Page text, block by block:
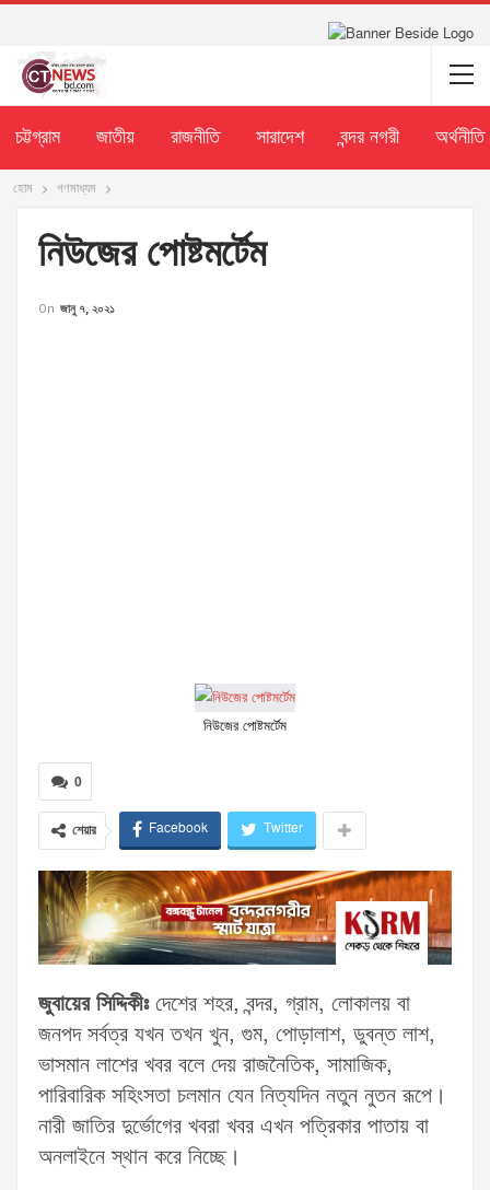
চট্টগ্রাম জাতীয় রাজনীতি সারাদেশ বন্দর নগরী অর্থনীতি
হোম গণমাধ্যম
নিউজের পোষ্টমর্টেম
On জানু ৭, ২০২১
নিউজের পোষ্টমর্টেম
0
শেয়ার Facebook Twitter
জুবায়ের সিদ্দিকীঃদেশের শহর, বন্দর, গ্রাম, লোকালয় বা
জনপদ সর্বত্র যখন তখন খুন, গুম, পোড়ালাশ, ডুবন্ত লাশ,
ভাসমান লাশের খবর বলে দেয় রাজনৈতিক, সামাজিক,
পারিবারিক সহিংসতা চলমান যেন নিত্যদিন নতুন নুতন রূপে।
নারী জাতির দুর্ভোগের খবরা খবর এখন পত্রিকার পাতায় বা
অনলাইনে স্থান করে নিচ্ছে।